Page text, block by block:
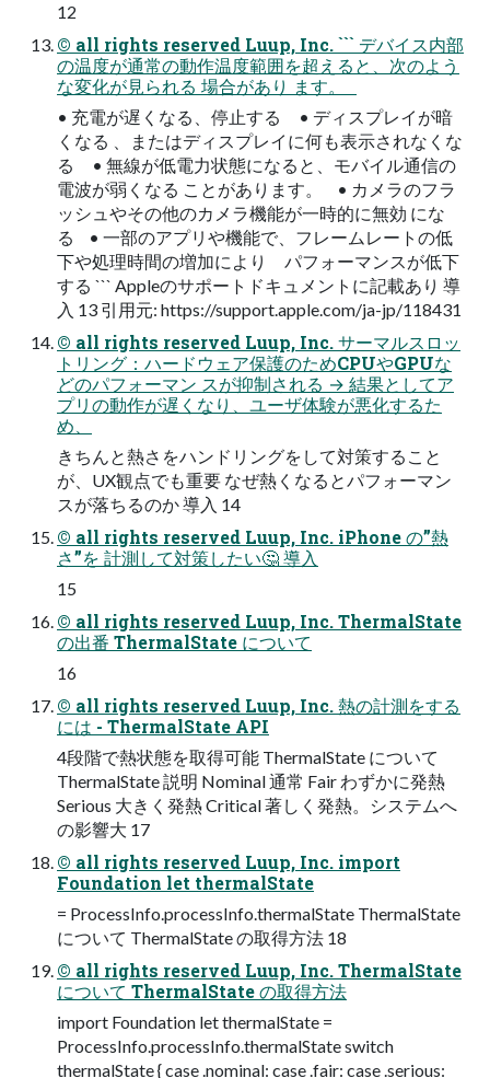
12
© all rights reserved Luup, Inc. ``` デバイス内部
の温度が通常の動作温度範囲を超えると、次のよう
な変化が見られる 場合があり ます。
• 充電が遅くなる、停止する • ディスプレイが暗
くなる 、またはディスプレイに何も表示されなくな
る • 無線が低電力状態になると、モバイル通信の
電波が弱くなる ことがあります。 • カメラのフラ
ッシュやその他のカメラ機能が一時的に無効 にな
る • 一部のアプリや機能で、フレームレートの低
下や処理時間の増加により パフォーマンスが低下
する ``` Appleのサポートドキュメントに記載あり 導
⼊ 13 引用元: https://support.apple.com/ja-jp/118431
© all rights reserved Luup, Inc. サーマルスロッ
トリング：ハードウェア保護のためCPUやGPUな
どのパフォーマン スが抑制される → 結果としてア
プリの動作が遅くなり、ユーザ体験が悪化するた
め、
きちんと熱さをハンドリングをして対策すること
が、UX観点でも重要 なぜ熱くなるとパフォーマン
スが落ちるのか 導⼊ 14
© all rights reserved Luup, Inc. iPhone の”熱
さ”を 計測して対策したい🤔 導⼊
15
© all rights reserved Luup, Inc. ThermalState
の出番 ThermalState について
16
© all rights reserved Luup, Inc. 熱の計測をする
には - ThermalState API
4段階で熱状態を取得可能 ThermalState について
ThermalState 説明 Nominal 通常 Fair わずかに発熱
Serious 大きく発熱 Critical 著しく発熱。システムへ
の影響大 17
© all rights reserved Luup, Inc. import
Foundation let thermalState
= ProcessInfo.processInfo.thermalState ThermalState
について ThermalState の取得⽅法 18
© all rights reserved Luup, Inc. ThermalState
について ThermalState の取得⽅法
import Foundation let thermalState =
ProcessInfo.processInfo.thermalState switch
thermalState { case .nominal: case .fair: case .serious: